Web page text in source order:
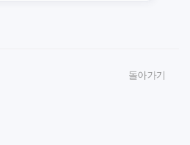
돌아가기